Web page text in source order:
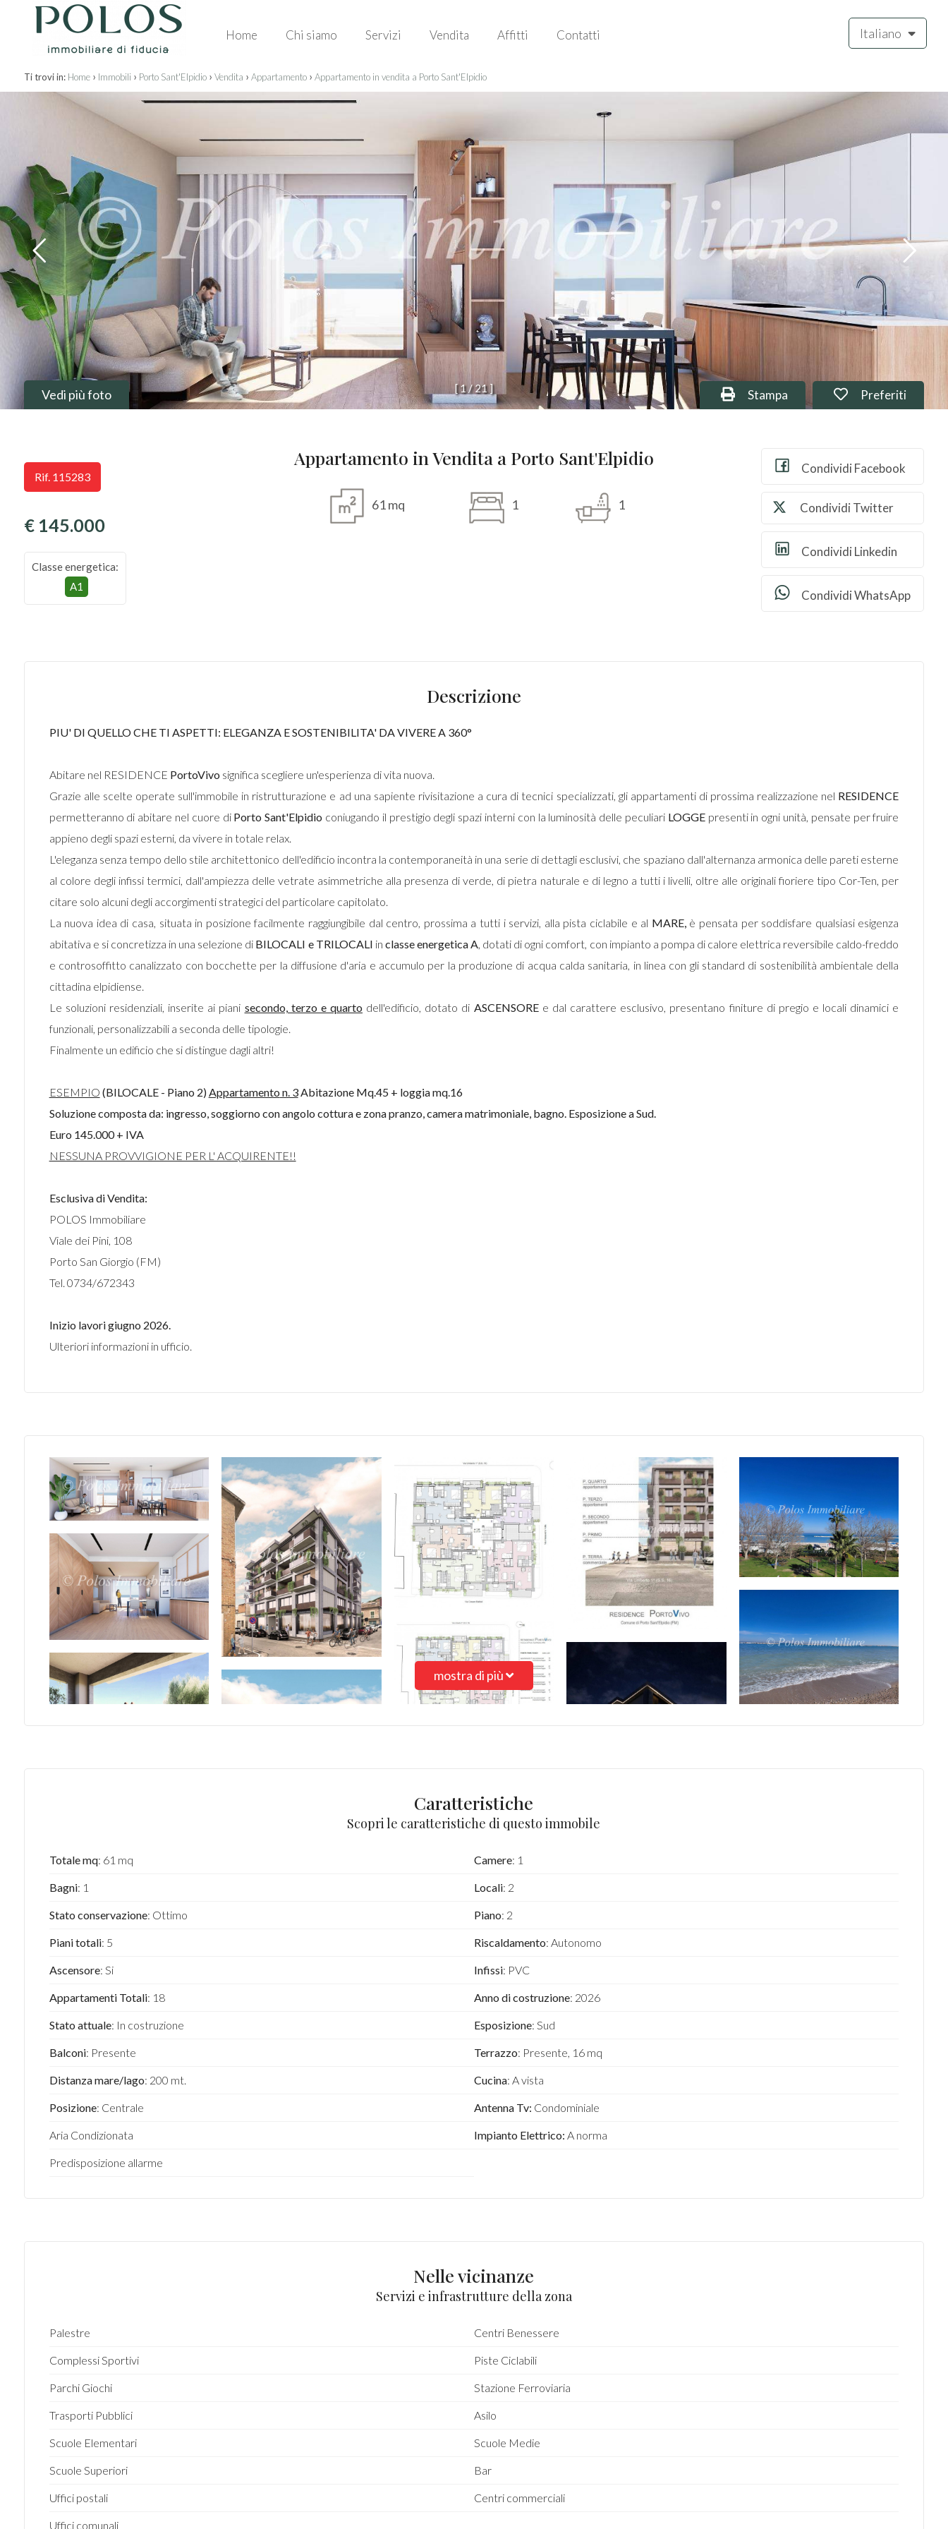
Italiano
Home Chi siamo Servizi Vendita Affitti Contatti
Ti trovi in: Home › Immobili › Porto Sant'Elpidio › Vendita › Appartamento › Appartamento in vendita a Porto Sant'Elpidio
[ 1 / 21 ]
Vedi più foto
Rif. 115283
€ 145.000
Classe energetica:
A1
Appartamento in Vendita a Porto Sant'Elpidio
61 mq 1 1
Preferiti: Rif.
Preferiti
Stampa: Rif. 115283
Stampa
Condividi Facebook
Condividi Twitter
Condividi Linkedin
Condividi WhatsApp
Descrizione
PIU' DI QUELLO CHE TI ASPETTI: ELEGANZA E SOSTENIBILITA' DA VIVERE A 360°
Abitare nel RESIDENCE PortoVivo significa scegliere un'esperienza di vita nuova.
Grazie alle scelte operate sull'immobile in ristrutturazione e ad una sapiente rivisitazione a cura di tecnici specializzati, gli appartamenti di prossima realizzazione nel RESIDENCE
permetteranno di abitare nel cuore di Porto Sant'Elpidio coniugando il prestigio degli spazi interni con la luminosità delle peculiari LOGGEpresenti in ogni unità, pensate per fruire
appieno degli spazi esterni, da vivere in totale relax.
L'eleganza senza tempo dello stile architettonico dell'edificio incontra la contemporaneità in una serie di dettagli esclusivi, che spaziano dall'alternanza armonica delle pareti esterne
al colore degli infissi termici, dall'ampiezza delle vetrate asimmetriche alla presenza di verde, di pietra naturale e di legno a tutti i livelli, oltre alle originali fioriere tipo Cor-Ten, per
citare solo alcuni degli accorgimenti strategici del particolare capitolato.
La nuova idea di casa, situata in posizione facilmente raggiungibile dal centro, prossima a tutti i servizi, alla pista ciclabile e al MARE,è pensata per soddisfare qualsiasi esigenza
abitativa e si concretizza in una selezione di BILOCALI e TRILOCALI in classe energetica A, dotati di ogni comfort, con impianto a pompa di calore elettrica reversibile caldo-freddo
e controsoffitto canalizzato con bocchette per la diffusione d'aria e accumulo per la produzione di acqua calda sanitaria, in linea con gli standard di sostenibilità ambientale della
cittadina elpidiense.
Le soluzioni residenziali, inserite ai piani secondo, terzo e quarto dell'edificio, dotato di ASCENSORE e dal carattere esclusivo, presentano finiture di pregio e locali dinamici e
funzionali, personalizzabili a seconda delle tipologie.
Finalmente un edificio che si distingue dagli altri!
ESEMPIO (BILOCALE - Piano 2)Appartamento n. 3Abitazione Mq.45 + loggia mq.16
Soluzione composta da: ingresso, soggiorno con angolo cottura e zona pranzo, camera matrimoniale, bagno. Esposizione a Sud.
Euro 145.000 + IVA
NESSUNA PROVVIGIONE PER L' ACQUIRENTE!!
Esclusiva diVendita:
POLOS Immobiliare
Viale dei Pini, 108
Porto San Giorgio (FM)
Tel. 0734/672343
Inizio lavori giugno 2026.
Ulteriori informazioni in ufficio.
mostra di più
Caratteristiche
Scopri le caratteristiche di questo immobile
Totale mq: 61 mq Camere: 1
Bagni: 1 Locali: 2
Stato conservazione: Ottimo Piano: 2
Piani totali: 5 Riscaldamento: Autonomo
Ascensore: Si Infissi: PVC
Appartamenti Totali: 18 Anno di costruzione: 2026
Stato attuale: In costruzione Esposizione: Sud
Balconi: Presente Terrazzo: Presente, 16 mq
Distanza mare/lago: 200 mt. Cucina: A vista
Posizione: Centrale Antenna Tv: Condominiale
Aria Condizionata Impianto Elettrico: A norma
Predisposizione allarme
Nelle vicinanze
Servizi e infrastrutture della zona
Palestre Centri Benessere
Complessi Sportivi Piste Ciclabili
Parchi Giochi Stazione Ferroviaria
Trasporti Pubblici Asilo
Scuole Elementari Scuole Medie
Scuole Superiori Bar
Uffici postali Centri commerciali
Uffici comunali